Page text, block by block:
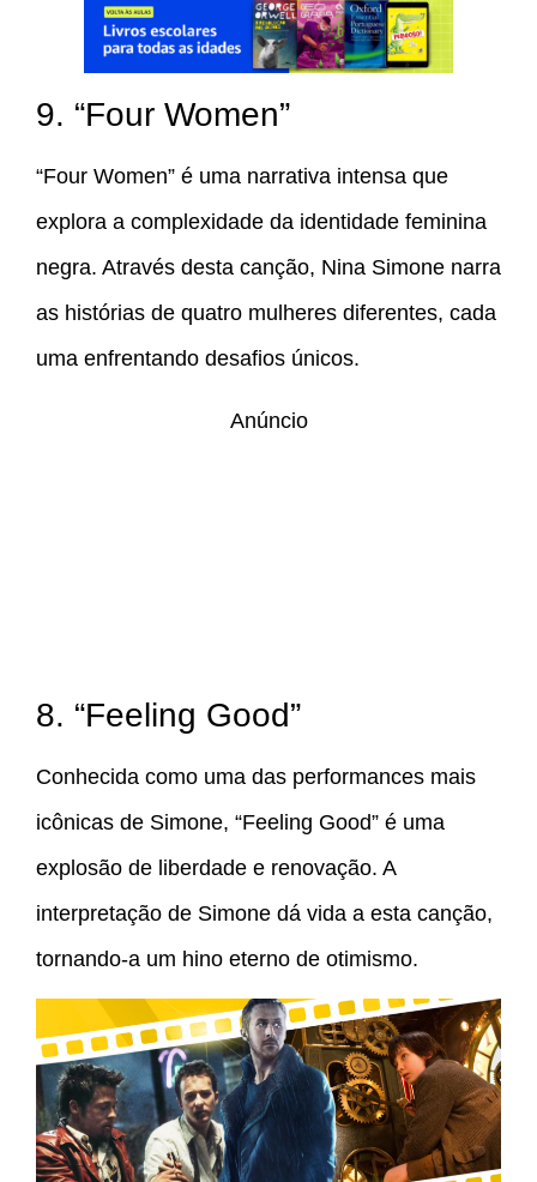
9. “Four Women”
“Four Women” é uma narrativa intensa que
explora a complexidade da identidade feminina
negra. Através desta canção, Nina Simone narra
as histórias de quatro mulheres diferentes, cada
uma enfrentando desafios únicos.
Anúncio
8. “Feeling Good”
Conhecida como uma das performances mais
icônicas de Simone, “Feeling Good” é uma
explosão de liberdade e renovação. A
interpretação de Simone dá vida a esta canção,
tornando-a um hino eterno de otimismo.